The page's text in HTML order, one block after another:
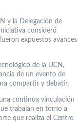
y la Delegación de
consideró
expuestos avances
de la UCN,
de un evento de
compartir y debatir.
continua vinculación
trabajan en torno a
que realiza el Centro